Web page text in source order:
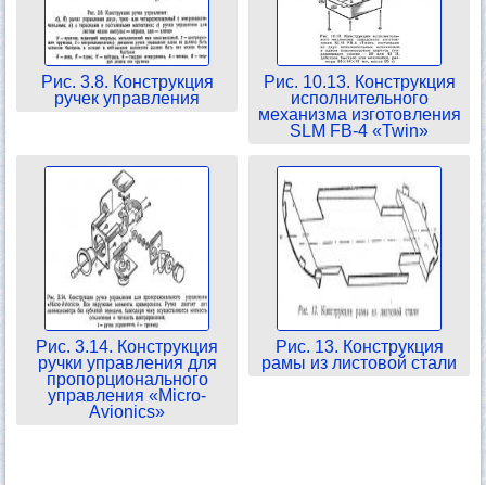
Рис. 3.8. Конструкция
ручек управления
Рис. 10.13. Конструкция
исполнительного
механизма изготовления
SLM FB-4 «Twin»
Рис. 3.14. Конструкция
ручки управления для
пропорционального
управления «Micro-
Avionics»
Рис. 13. Конструкция
рамы из листовой стали